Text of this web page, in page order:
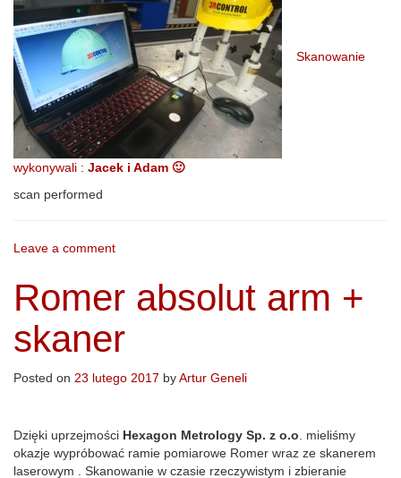
Skanowanie
wykonywali : Jacek i Adam 🙂
scan performed
Leave a comment
Romer absolut arm +
skaner
Posted on 23 lutego 2017 byArtur Geneli
Dzięki uprzejmości Hexagon Metrology Sp. z o.o . mieliśmy
okazje wypróbować ramie pomiarowe Romer wraz ze skanerem
laserowym . Skanowanie w czasie rzeczywistym i zbieranie